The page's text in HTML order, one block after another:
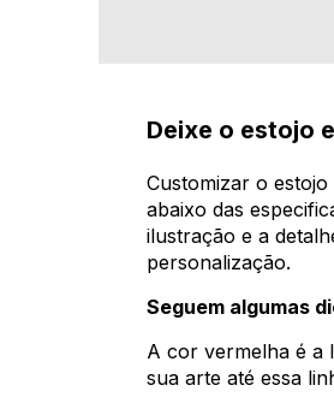
Deixe o estojo
Customizar o
abaixo das
ilustração e a
personalização.
Seguem algumas
A cor vermelha é a
sua arte até essa